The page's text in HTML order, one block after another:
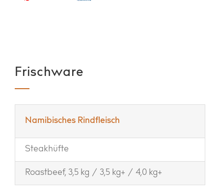
Frischware
Namibisches Rindfleisch
Steakhüfte
Roastbeef, 3,5 kg / 3,5 kg+ / 4,0 kg+